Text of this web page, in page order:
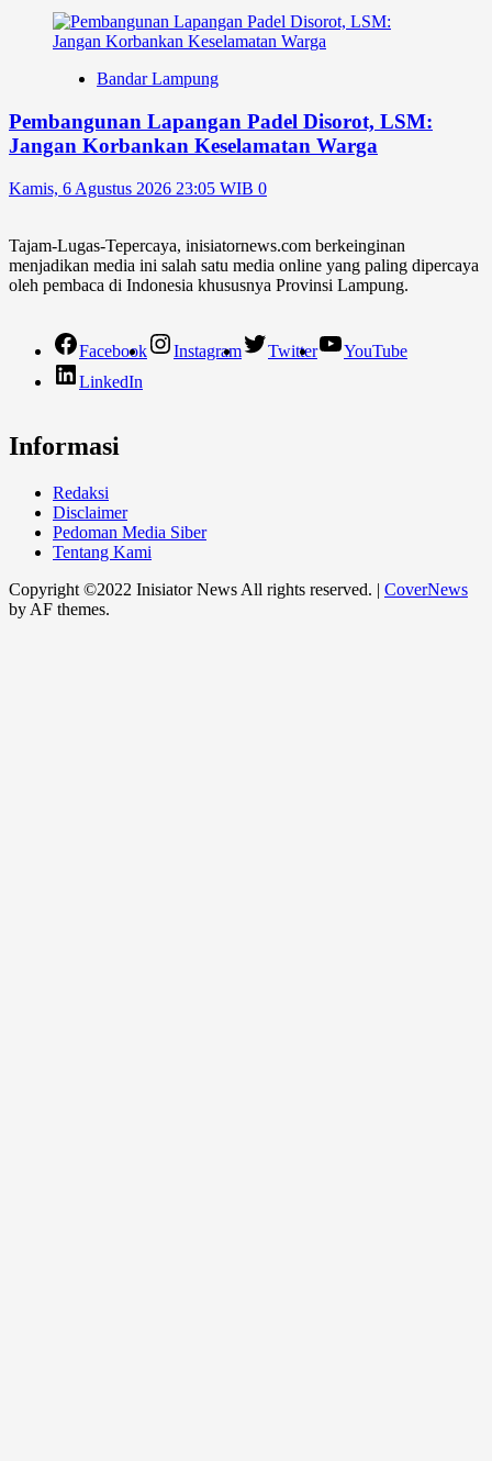
Bandar Lampung
Pembangunan Lapangan Padel Disorot, LSM:
Jangan Korbankan Keselamatan Warga
Kamis, 6 Agustus 2026 23:05 WIB 0
Tajam-Lugas-Tepercaya, inisiatornews.com berkeinginan
menjadikan media ini salah satu media online yang paling dipercaya
oleh pembaca di Indonesia khususnya Provinsi Lampung.
Facebook Instagram Twitter
YouTube
LinkedIn
Informasi
Redaksi
Disclaimer
Pedoman Media Siber
Tentang Kami
Copyright ©2022 Inisiator News All rights reserved. | CoverNews
by AF themes.